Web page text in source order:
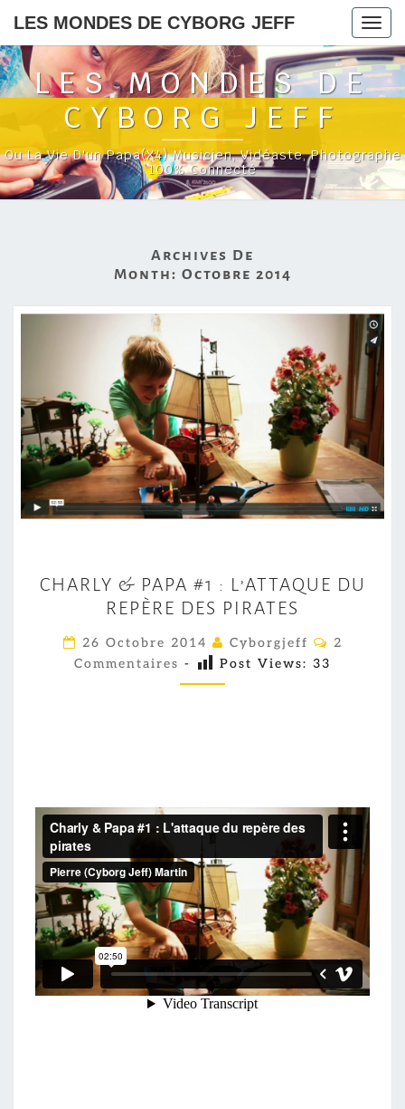
LES MONDES DE CYBORG JEFF
LES MONDES DE
CYBORG JEFF
Ou La Vie D'un Papa(x4) Musicien, Vidéaste, Photographe
100% Connecté
Archives De
Month: Octobre 2014
H
A
R
L
Y
A
#
1
:
L
’
A
T
T
CHARLY & PAPA #1 : L’ATTAQUE DU
REPÈRE DES PIRATES
26 Octobre 2014 Cyborgjeff
C
M
2
Commentaires - Post Views: 33